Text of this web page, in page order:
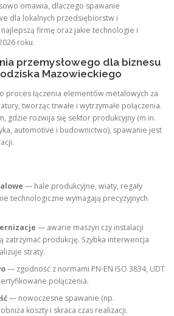
omawia, dlaczego spawanie
dla lokalnych przedsiębiorstw i
firmę oraz jakie technologie i
roku.
przemysłowego dla biznesu
Mazowieckiego
proces łączenia elementów metalowych za
tworząc trwałe i wytrzymałe połączenia.
gdzie rozwija się sektor produkcyjny (m.in.
automotive i budownictwo), spawanie jest
— hale produkcyjne, wiaty, regały
technologiczne wymagają precyzyjnych
— awarie maszyn czy instalacji
zatrzymać produkcję. Szybka interwencja
straty.
— zgodność z normami PN-EN ISO 3834, UDT
połączenia.
— nowoczesne spawanie (np.
koszty i skraca czas realizacji.